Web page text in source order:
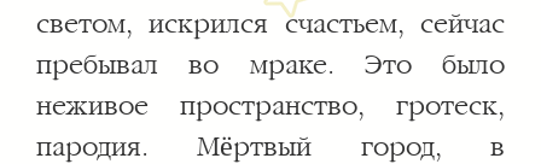
светом, искрился счастьем, сейчас
пребывал во мраке. Это было
неживое пространство, гротеск,
пародия. Мёртвый город, в